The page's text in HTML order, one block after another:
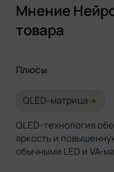
Мнение
товара
Плюсы
QLED-матрица +
QLED-технология
яркость и
обычными LED и VA-